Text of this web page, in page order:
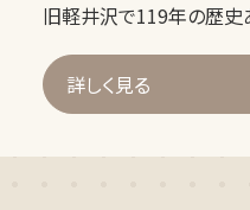
旧軽井沢で119年の歴史
詳しく見る